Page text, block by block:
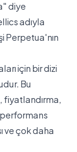
diye
adıyla
Perpetua'nın
için bir dizi
Bu
fiyatlandırma,
ve çok daha